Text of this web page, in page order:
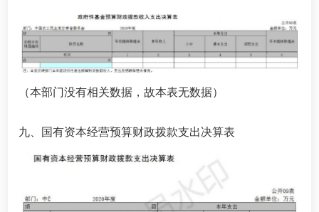
（本部门没有相关数据，故本表无数据）
九、国有资本经营预算财政拨款支出决算表